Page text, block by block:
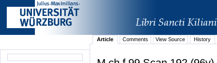
Article Comments View Source History